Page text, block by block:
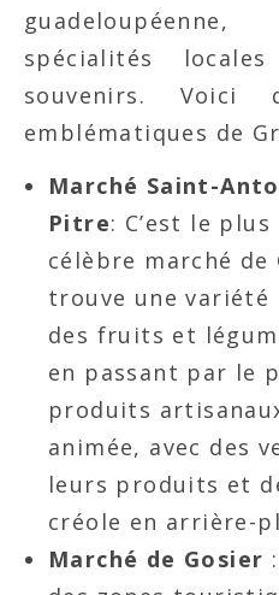
spécialités
souvenirs. Voici
emblématiques de
Marché Saint-
Pitre: C’est le
célèbre marché de
trouve une
des fruits et
en passant par le
produits
animée, avec des
leurs produits et
créole en arrière-
Marché de Gosier